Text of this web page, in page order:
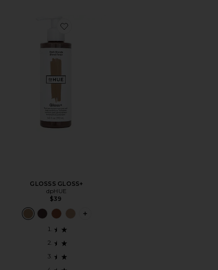
Favorite GLOSSS GLOSS+
GLOSSS GLOSS+
dpHUE
$39
PLUS ICON TO SEE MORE OPTIONS